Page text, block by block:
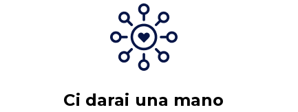
Ci darai una mano